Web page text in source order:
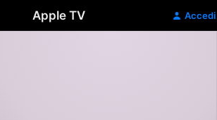
Apple TV Accedi